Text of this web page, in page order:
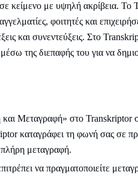
κείμενο με υψηλή ακρίβεια. Το
φοιτητές και
και συνεντεύξεις. Στο
της διεπαφής του για να
Μεταγραφή» στο Transkriptor
καταγράφει τη φωνή σας σε
πλήρη μεταγραφή.
να πραγματοποιείτε